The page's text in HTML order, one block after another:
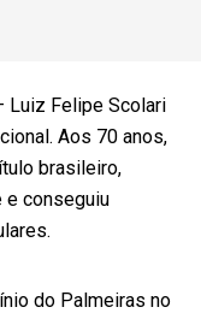
Luiz Felipe Scolari
Aos 70 anos,
brasileiro,
e conseguiu
do Palmeiras no